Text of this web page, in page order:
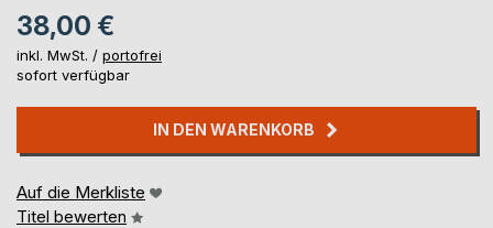
38,00 €
inkl. MwSt. / portofrei
sofort verfügbar
IN DEN WARENKORB
Auf die Merkliste
Titel bewerten